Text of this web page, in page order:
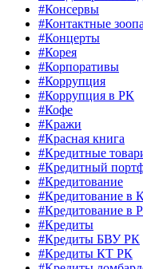
#Консервы
#Контактные
#Концерты
#Корея
#Корпоративы
#Коррупция
#Коррупция в РК
#Кофе
#Кражи
#Красная книга
#Кредитные
#Кредитный
#Кредитование
#Кредитование в
#Кредитование в
#Кредиты
#Кредиты БВУ РК
#Кредиты КТ РК